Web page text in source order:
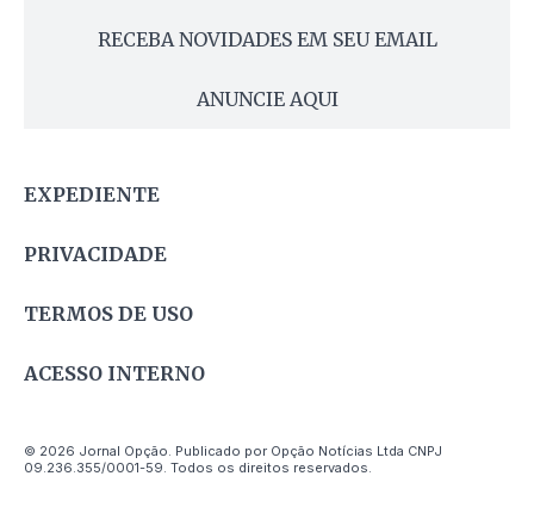
RECEBA NOVIDADES EM SEU EMAIL
ANUNCIE AQUI
EXPEDIENTE
PRIVACIDADE
TERMOS DE USO
ACESSO INTERNO
© 2026 Jornal Opção. Publicado por Opção Notícias Ltda CNPJ
09.236.355/0001-59. Todos os direitos reservados.